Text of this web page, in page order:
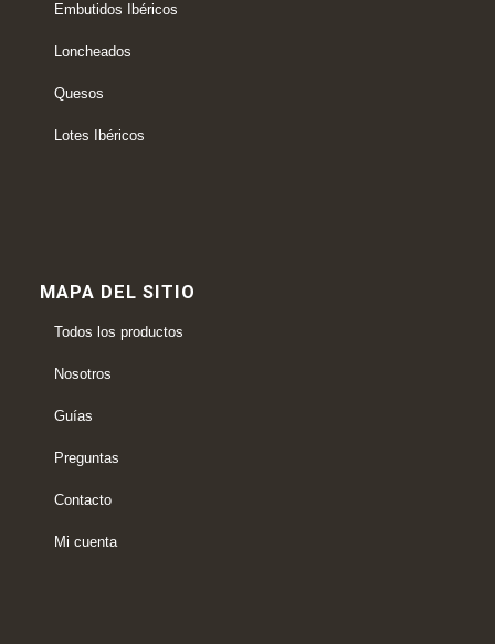
Embutidos Ibéricos
Loncheados
Quesos
Lotes Ibéricos
MAPA DEL SITIO
Todos los productos
Nosotros
Guías
Preguntas
Contacto
Mi cuenta